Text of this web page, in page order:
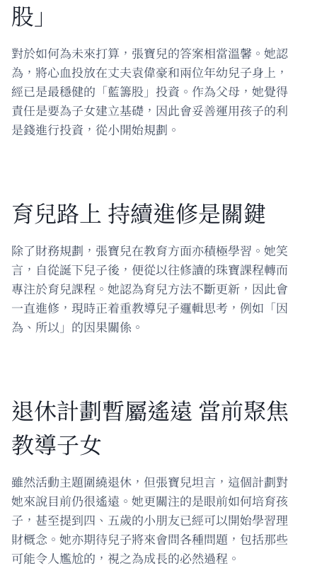
股」
對於如何為未來打算，張寶兒的答案相當溫馨。她認
為，將心血投放在丈夫袁偉豪和兩位年幼兒子身上，
經已是最穩健的「藍籌股」投資。作為父母，她覺得
責任是要為子女建立基礎，因此會妥善運用孩子的利
是錢進行投資，從小開始規劃。
育兒路上 持續進修是關鍵
除了財務規劃，張寶兒在教育方面亦積極學習。她笑
言，自從誕下兒子後，便從以往修讀的珠寶課程轉而
專注於育兒課程。她認為育兒方法不斷更新，因此會
一直進修，現時正着重教導兒子邏輯思考，例如「因
為、所以」的因果關係。
退休計劃暫屬遙遠 當前聚焦
教導子女
雖然活動主題圍繞退休，但張寶兒坦言，這個計劃對
她來說目前仍很遙遠。她更關注的是眼前如何培育孩
子，甚至提到四、五歲的小朋友已經可以開始學習理
財概念。她亦期待兒子將來會問各種問題，包括那些
可能令人尷尬的，視之為成長的必然過程。